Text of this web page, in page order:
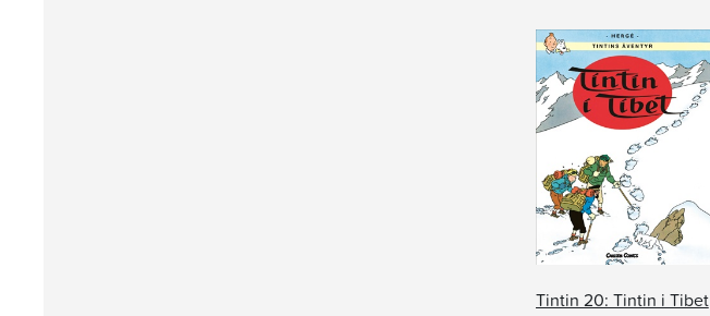
Tintin 20: Tintin i Tibet